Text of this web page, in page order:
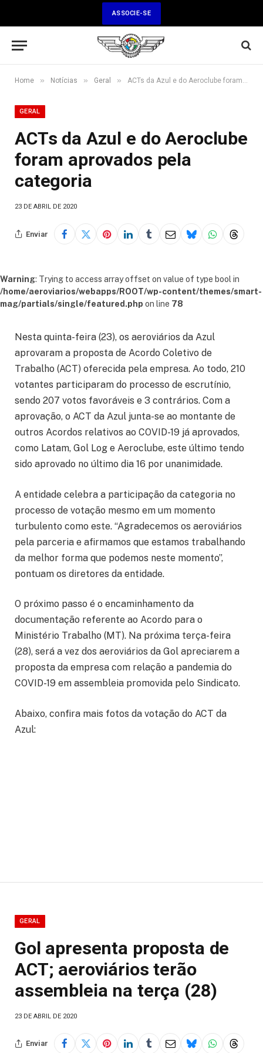
ASSOCIE-SE
Home » Notícias » Geral » ACTs da Azul e do Aeroclube foram aprovados pela categoria
GERAL
ACTs da Azul e do Aeroclube
foram aprovados pela
categoria
23 DE ABRIL DE 2020
Enviar
Warning: Trying to access array offset on value of type bool in
/home/aeroviarios/webapps/ROOT/wp-content/themes/smart-
mag/partials/single/featured.php on line 78
Nesta quinta-feira (23), os aeroviários da Azul
aprovaram a proposta de Acordo Coletivo de
Trabalho (ACT) oferecida pela empresa. Ao todo, 210
votantes participaram do processo de escrutínio,
sendo 207 votos favoráveis e 3 contrários. Com a
aprovação, o ACT da Azul junta-se ao montante de
outros Acordos relativos ao COVID-19 já aprovados,
como Latam, Gol Log e Aeroclube, este último tendo
sido aprovado no último dia 16 por unanimidade.
A entidade celebra a participação da categoria no
processo de votação mesmo em um momento
turbulento como este. “Agradecemos os aeroviários
pela parceria e afirmamos que estamos trabalhando
da melhor forma que podemos neste momento”,
pontuam os diretores da entidade.
O próximo passo é o encaminhamento da
documentação referente ao Acordo para o
Ministério Trabalho (MT). Na próxima terça-feira
(28), será a vez dos aeroviários da Gol apreciarem a
proposta da empresa com relação a pandemia do
COVID-19 em assembleia promovida pelo Sindicato.
Abaixo, confira mais fotos da votação do ACT da
Azul:
GERAL
Gol apresenta proposta de
ACT; aeroviários terão
assembleia na terça (28)
23 DE ABRIL DE 2020
Enviar